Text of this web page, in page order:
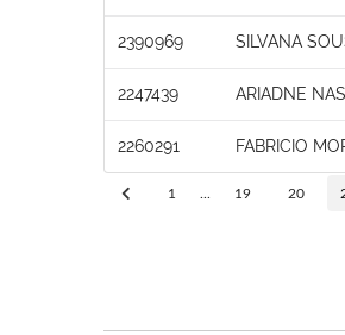
2390969 SILVANA
2247439 ARIADNE
2260291 FABRICIO
1 19 20